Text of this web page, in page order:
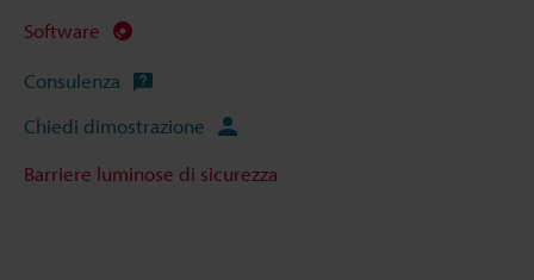
Software
Consulenza
Chiedi dimostrazione
Barriere luminose di sicurezza